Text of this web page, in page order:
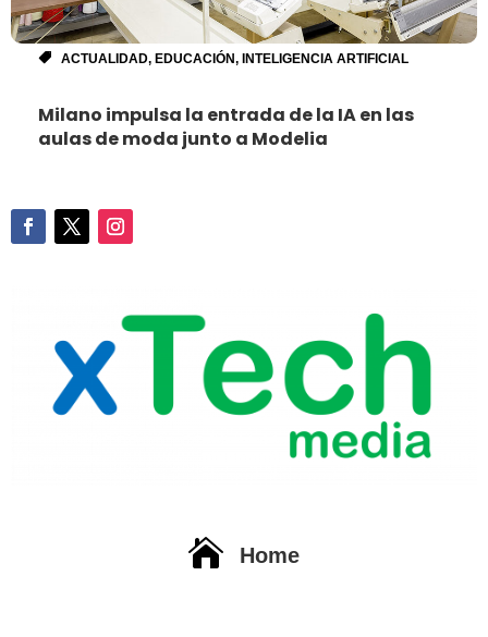
ACTUALIDAD, EDUCACIÓN, INTELIGENCIA ARTIFICIAL
Milano impulsa la entrada de la IA en las
aulas de moda junto a Modelia
 Home